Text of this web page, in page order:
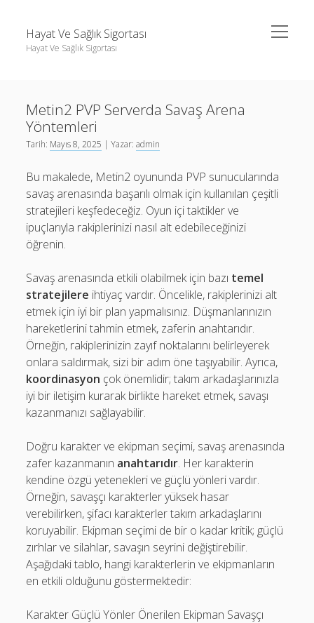
Hayat Ve Sağlık Sigortası
Hayat Ve Sağlık Sigortası
menüyü
aç
Metin2 PVP Serverda Savaş Arena
Yöntemleri
Tarih: Mayıs 8, 2025 | Yazar:admin
Bu makalede, Metin2 oyununda PVP sunucularında
savaş arenasında başarılı olmak için kullanılan çeşitli
stratejileri keşfedeceğiz. Oyun içi taktikler ve
ipuçlarıyla rakiplerinizi nasıl alt edebileceğinizi
öğrenin.
Savaş arenasında etkili olabilmek için bazı temel
stratejilere ihtiyaç vardır. Öncelikle, rakiplerinizi alt
etmek için iyi bir plan yapmalısınız. Düşmanlarınızın
hareketlerini tahmin etmek, zaferin anahtarıdır.
Örneğin, rakiplerinizin zayıf noktalarını belirleyerek
onlara saldırmak, sizi bir adım öne taşıyabilir. Ayrıca,
koordinasyon çok önemlidir; takım arkadaşlarınızla
iyi bir iletişim kurarak birlikte hareket etmek, savaşı
kazanmanızı sağlayabilir.
Doğru karakter ve ekipman seçimi, savaş arenasında
zafer kazanmanın anahtarıdır. Her karakterin
kendine özgü yetenekleri ve güçlü yönleri vardır.
Örneğin, savaşçı karakterler yüksek hasar
verebilirken, şifacı karakterler takım arkadaşlarını
koruyabilir. Ekipman seçimi de bir o kadar kritik; güçlü
zırhlar ve silahlar, savaşın seyrini değiştirebilir.
Aşağıdaki tablo, hangi karakterlerin ve ekipmanların
en etkili olduğunu göstermektedir:
Karakter Güçlü Yönler Önerilen Ekipman Savaşçı